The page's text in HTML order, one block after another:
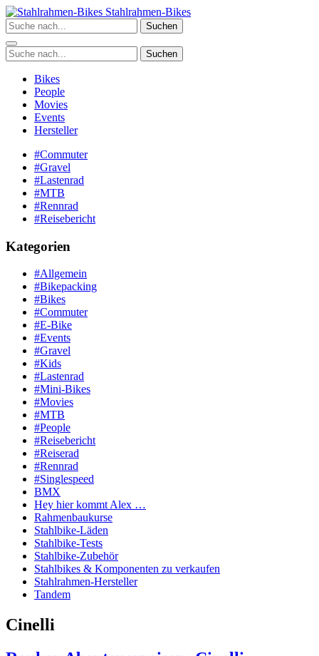
Zum
Inhalt
springen
Stahlrahmen-Bikes
Suchen
Suchen
Bikes
People
Movies
Events
Hersteller
#Commuter
#Gravel
#Lastenrad
#MTB
#Rennrad
#Reisebericht
Kategorien
#Allgemein
#Bikepacking
#Bikes
#Commuter
#E-Bike
#Events
#Gravel
#Kids
#Lastenrad
#Mini-Bikes
#Movies
#MTB
#People
#Reisebericht
#Reiserad
#Rennrad
#Singlespeed
BMX
Hey hier kommt Alex …
Rahmenbaukurse
Stahlbike-Läden
Stahlbike-Tests
Stahlbike-Zubehör
Stahlbikes & Komponenten zu verkaufen
Stahlrahmen-Hersteller
Tandem
Cinelli